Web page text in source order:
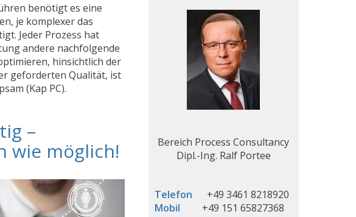
benötigt es eine
je komplexer das
Jeder Prozess hat
andere nachfolgende
hinsichtlich der
geforderten Qualität, ist
(Kap PC).
–
wie möglich!
Bereich Process Consultancy
Dipl.-Ing. Ralf Portee
Telefon
+49 3461 8218920
Mobil
+49 151 65827368